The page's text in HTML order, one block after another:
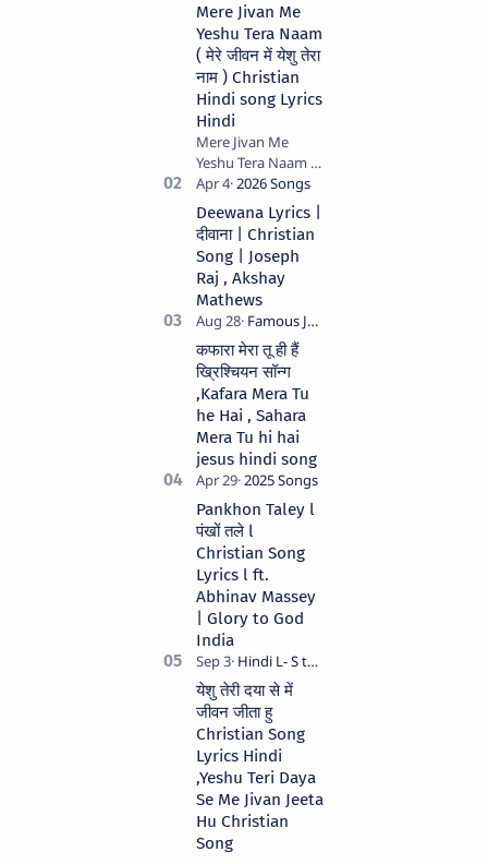
Mere Jivan Me
Yeshu Tera Naam
( मेरे जीवन में येशु तेरा
नाम ) Christian
Hindi song Lyrics
Hindi
Mere Jivan Me
Yeshu Tera Naam (
मेरे जीवन में येशु तेरा नाम )
Christian Hindi
song Lyrics Hindi
Anil Kant …
Deewana Lyrics |
दीवाना | Christian
Song | Joseph
Raj , Akshay
Mathews
कफारा मेरा तू ही हैं
ख्रिश्चियन सॉन्ग
,Kafara Mera Tu
he Hai , Sahara
Mera Tu hi hai
jesus hindi song
Pankhon Taley l
पंखों तले l
Christian Song
Lyrics l ft.
Abhinav Massey
| Glory to God
India
येशु तेरी दया से में
जीवन जीता हु
Christian Song
Lyrics Hindi
,Yeshu Teri Daya
Se Me Jivan Jeeta
Hu Christian
Song